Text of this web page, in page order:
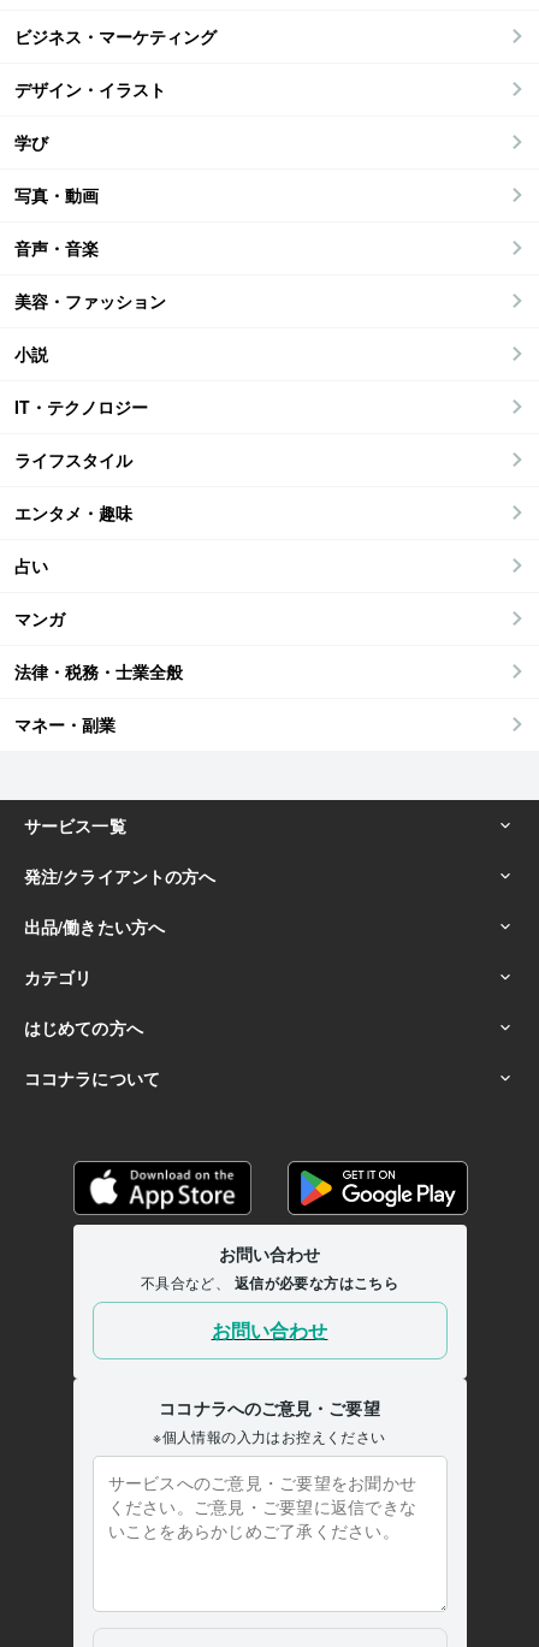
ビジネス・マーケティング
デザイン・イラスト
学び
写真・動画
音声・音楽
美容・ファッション
小説
IT・テクノロジー
ライフスタイル
エンタメ・趣味
占い
マンガ
法律・税務・士業全般
マネー・副業